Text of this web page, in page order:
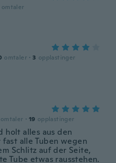
omtaler
omtaler · 3 opplastinger
omtaler · 19 opplastinger
holt alles aus den
alle Tuben wegen
Schlitz auf der Seite,
Tube etwas rausstehen.